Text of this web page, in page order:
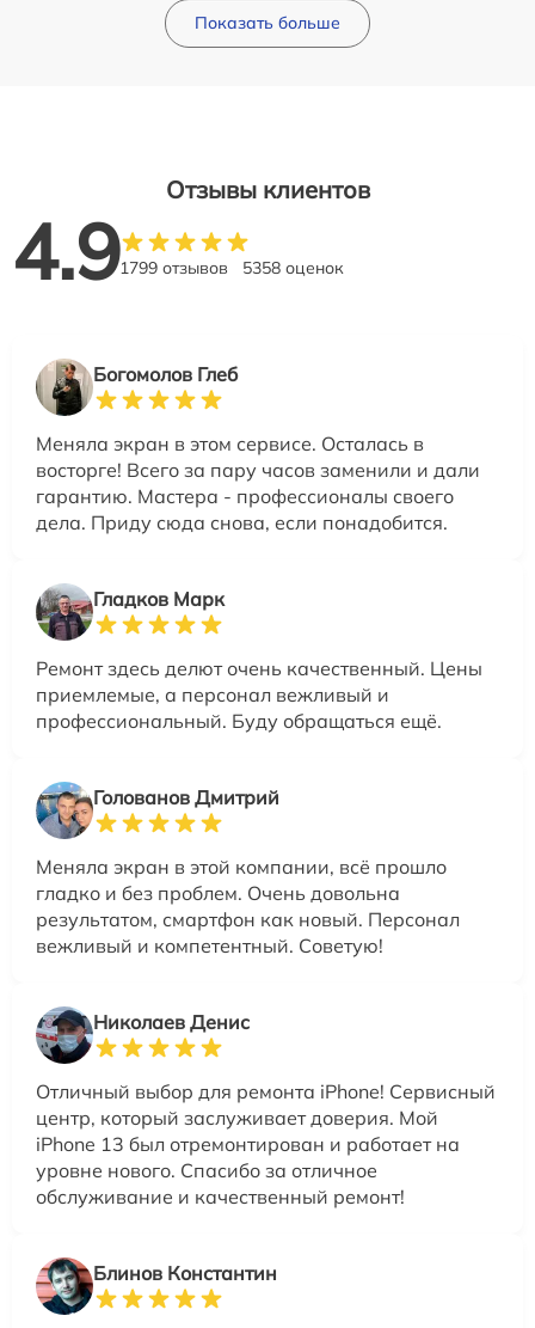
Показать больше
Отзывы клиентов
4.91799 отзывов 5358 оценок
Богомолов Глеб
Меняла экран в этом сервисе. Осталась в
восторге! Всего за пару часов заменили и дали
гарантию. Мастера - профессионалы своего
дела. Приду сюда снова, если понадобится.
Гладков Марк
Ремонт здесь делют очень качественный. Цены
приемлемые, а персонал вежливый и
профессиональный. Буду обращаться ещё.
Голованов Дмитрий
Меняла экран в этой компании, всё прошло
гладко и без проблем. Очень довольна
результатом, смартфон как новый. Персонал
вежливый и компетентный. Советую!
Николаев Денис
Отличный выбор для ремонта iPhone! Сервисный
центр, который заслуживает доверия. Мой
iPhone 13 был отремонтирован и работает на
уровне нового. Спасибо за отличное
обслуживание и качественный ремонт!
Блинов Константин